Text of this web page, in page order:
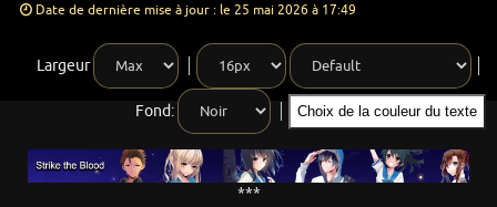
Date de dernière mise à jour : le 25 mai 2026 à 17:49
Largeur
Fond: Choix de la couleur du texte
***